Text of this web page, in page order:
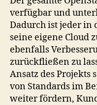
verfügbar und
Dadurch ist jeder in
seine eigene Cloud
ebenfalls
zurückfließen zu
Ansatz des
von Standards im
weiter fördern,